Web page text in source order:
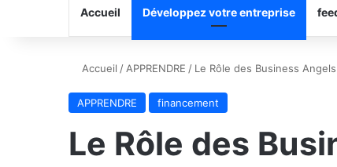
Accueil Développez votre entreprise
Accueil / APPRENDRE / Le Rôle des Business
APPRENDRE financement
Le Rôle des